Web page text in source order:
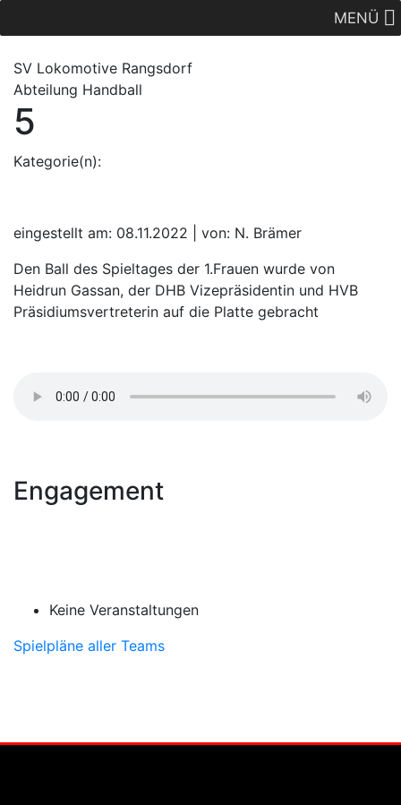
MENÜ
SV Lokomotive Rangsdorf
Abteilung Handball
5
Kategorie(n):
eingestellt am: 08.11.2022 | von: N. Brämer
Den Ball des Spieltages der 1.Frauen wurde von
Heidrun Gassan, der DHB Vizepräsidentin und HVB
Präsidiumsvertreterin auf die Platte gebracht
Engagement
Keine Veranstaltungen
Spielpläne aller Teams